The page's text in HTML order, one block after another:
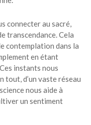
connecter au sacré,
transcendance. Cela
contemplation dans la
en étant
instants nous
tout, d’un vaste réseau
nous aide à
un sentiment